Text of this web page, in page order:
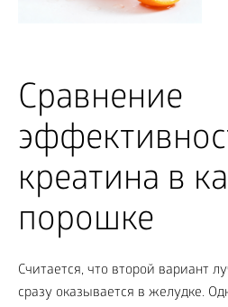
Сравнение
креатина в
порошке
Считается, что второй вариант
сразу оказывается в желудке.